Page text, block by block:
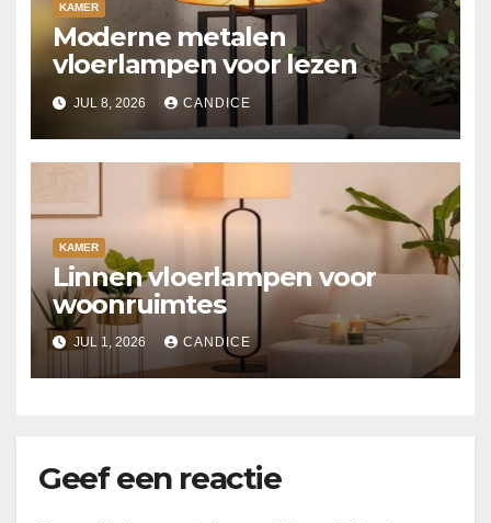
KAMER
Moderne metalen
vloerlampen voor lezen
JUL 8, 2026 CANDICE
KAMER
Linnen vloerlampen voor
woonruimtes
JUL 1, 2026 CANDICE
Geef een reactie